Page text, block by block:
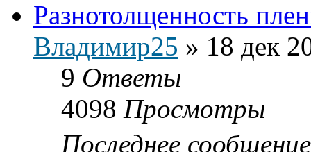
Разнотолщенность
Владимир25 » 18 дек
9 Ответы
4098 Просмотры
Последнее